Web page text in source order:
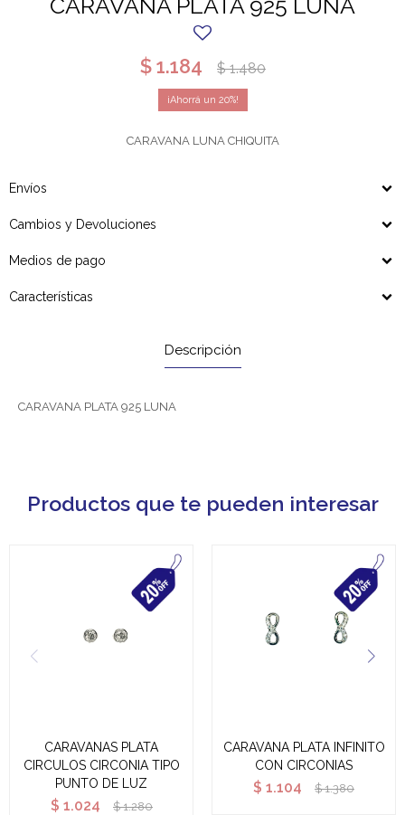
CARAVANA PLATA 925 LUNA
$ 1.184 $ 1.480
20
CARAVANA LUNA CHIQUITA
Envíos
Cambios y Devoluciones
Medios de pago
Características
Descripción
CARAVANA PLATA 925 LUNA
Productos que te pueden interesar
CARAVANAS PLATA
CIRCULOS CIRCONIA TIPO
PUNTO DE LUZ
$ 1.024 $ 1.280
CARAVANA PLATA INFINITO
CON CIRCONIAS
$ 1.104 $ 1.380